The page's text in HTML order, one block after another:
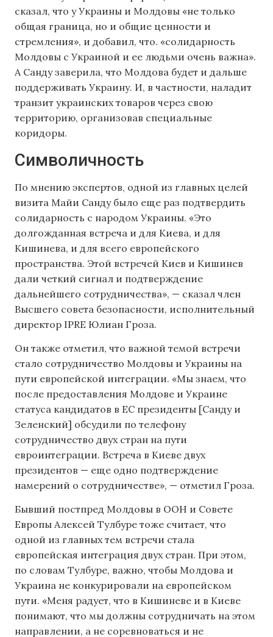
сказал, что у Украины и Молдовы «не только
общая граница, но и общие ценности и
стремления», и добавил, что. «солидарность
Молдовы с Украиной и ее людьми очень важна».
А Санду заверила, что Молдова будет и дальше
поддерживать Украину. И, в частности, наладит
транзит украинских товаров через свою
территорию, организовав специальные
коридоры.
Символичность
По мнению экспертов, одной из главных целей
визита Майи Санду было еще раз подтвердить
солидарность с народом Украины. «Это
долгожданная встреча и для Киева, и для
Кишинева, и для всего европейского
пространства. Этой встречей Киев и Кишинев
дали четкий сигнал и подтверждение
дальнейшего сотрудничества», — сказал член
Высшего совета безопасности, исполнительный
директор IPRE Юлиан Гроза.
Он также отметил, что важной темой встречи
стало сотрудничество Молдовы и Украины на
пути европейской интеграции. «Мы знаем, что
после предоставления Молдове и Украине
статуса кандидатов в ЕС президенты [Санду и
Зеленский] обсудили по телефону
сотрудничество двух стран на пути
евроинтеграции. Встреча в Киеве двух
президентов — еще одно подтверждение
намерений о сотрудничестве», — отметил Гроза.
Бывший постпред Молдовы в ООН и Совете
Европы Алексей Тулбуре тоже считает, что
одной из главных тем встречи стала
европейская интеграция двух стран. При этом,
по словам Тулбуре, важно, чтобы Молдова и
Украина не конкурировали на европейском
пути. «Меня радует, что в Кишиневе и в Киеве
понимают, что мы должны сотрудничать на этом
направлении, а не соревноваться и не